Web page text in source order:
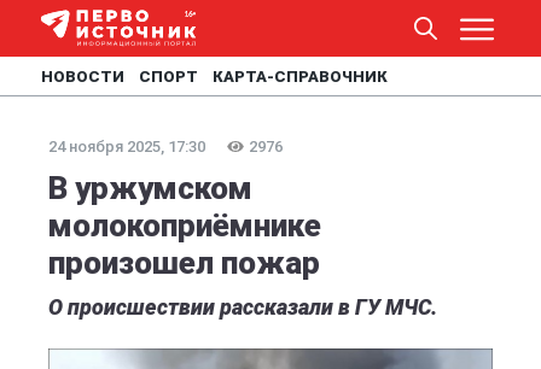
НОВОСТИ СПОРТ КАРТА-СПРАВОЧНИК
24 ноября 2025, 17:30 2976
В уржумском
молокоприёмнике
произошел пожар
О происшествии рассказали в ГУ МЧС.